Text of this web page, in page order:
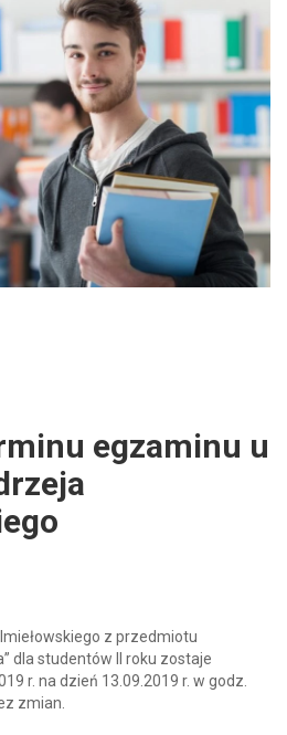
egzaminu u
z przedmiotu
dla studentów II roku zostaje
r. na dzień 13.09.2019 r. w godz.
zmian.